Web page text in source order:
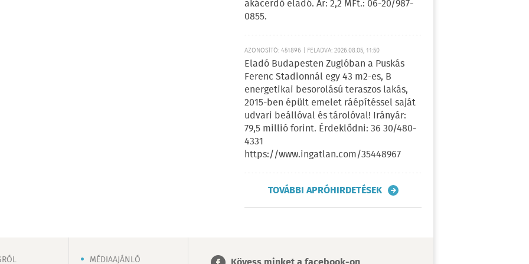
akácerdő eladó. Ár: 2,2 MFt.: 06-20/987-
0855.
AZONOSÍTÓ: 451896 | FELADVA: 2026.08.05, 11:50
Eladó Budapesten Zuglóban a Puskás
Ferenc Stadionnál egy 43 m2-es, B
energetikai besorolású teraszos lakás,
2015-ben épült emelet ráépítéssel saját
udvari beállóval és tárolóval! Irányár:
79,5 millió forint. Érdeklődni: 36 30/480-
4331
https://www.ingatlan.com/35448967
TOVÁBBI APRÓHIRDETÉSEK
MÉDIAAJÁNLÓ